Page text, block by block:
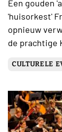
Een gouden
'huisorkest'
opnieuw
de prachtige
CULTURELE